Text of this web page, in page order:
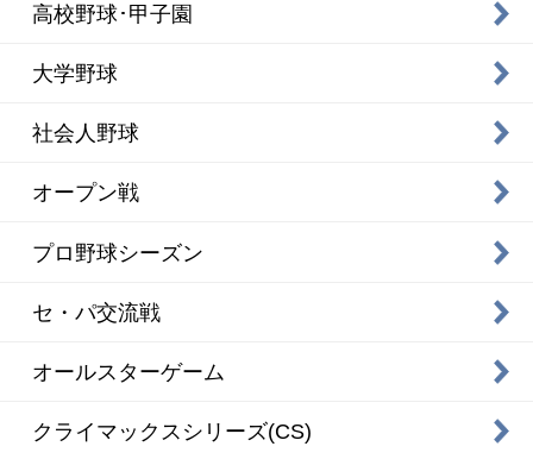
高校野球･甲子園
大学野球
社会人野球
オープン戦
プロ野球シーズン
セ・パ交流戦
オールスターゲーム
クライマックスシリーズ(CS)